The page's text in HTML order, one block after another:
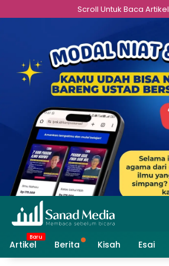
Scroll Untuk Baca Artikel
Artikel Berita Kisah Esai